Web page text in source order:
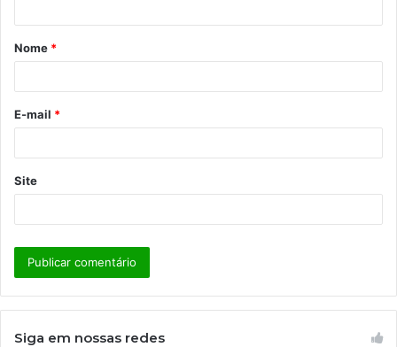
á
r
*
Nome *
E-mail *
Site
Siga em nossas redes